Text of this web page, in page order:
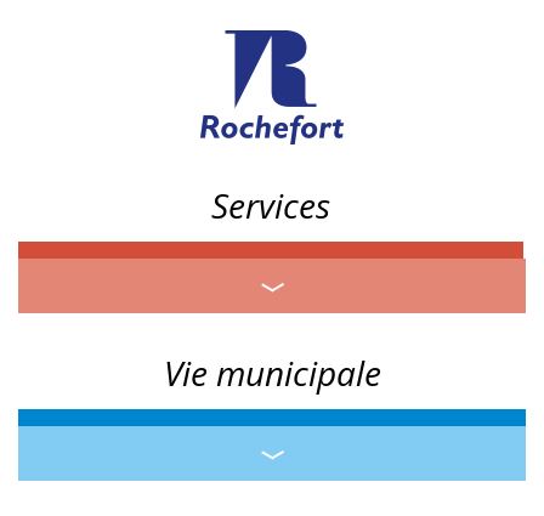
Services
Vie municipale